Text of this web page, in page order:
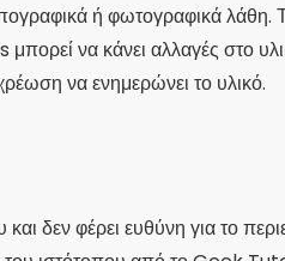
ή φωτογραφικά
να κάνει αλλαγές στο
να ενημερώνει το υλικό.
δεν φέρει ευθύνη για το